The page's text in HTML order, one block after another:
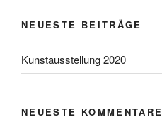
NEUESTE BEITRÄGE
Kunstausstellung 2020
NEUESTE KOMMENTARE